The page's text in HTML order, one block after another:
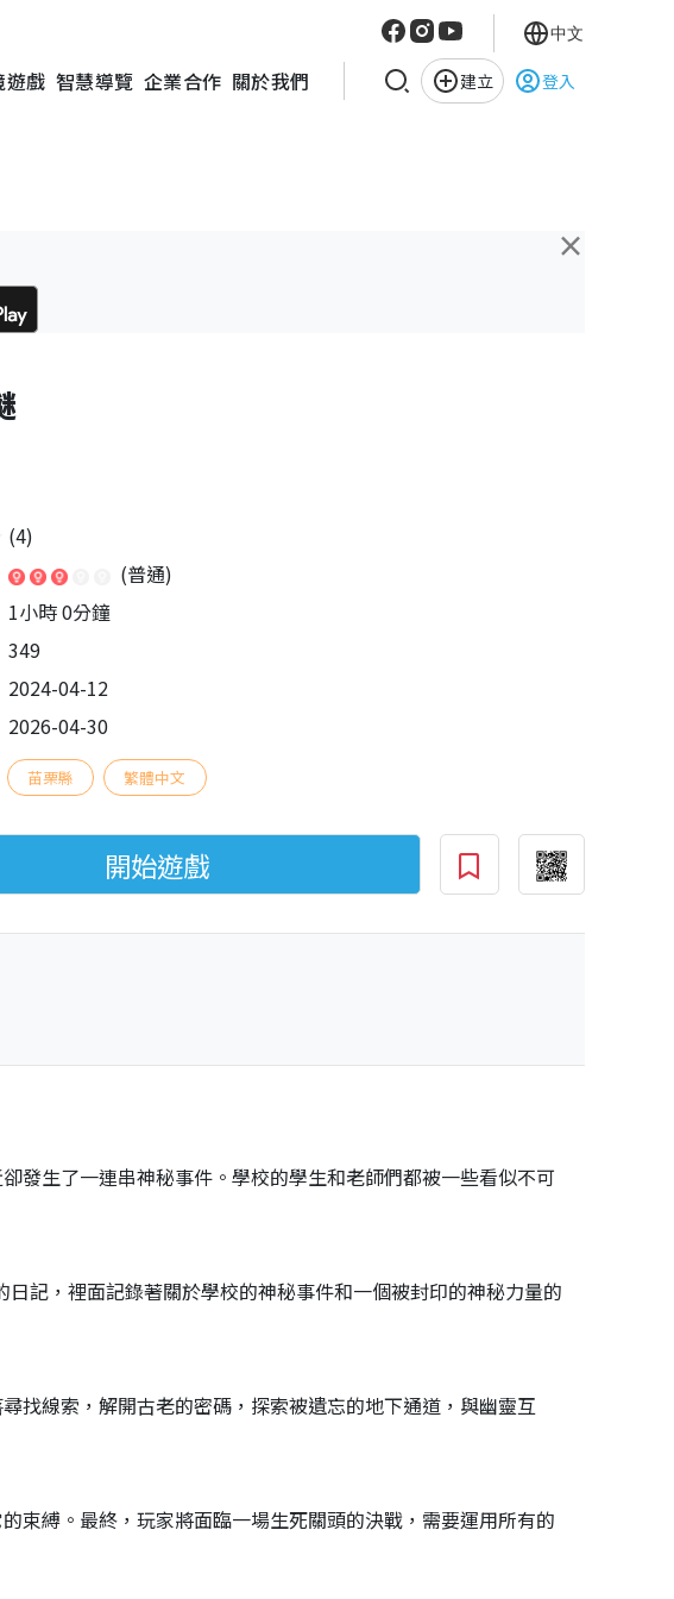
遊戲 智慧導覽 企業合作 關於我們 建立 登入
中文
×
(4)
(普通)
1小時 0分鐘
349
2024-04-12
2026-04-30
苗栗縣 繁體中文
開始遊戲
發生了一連串神秘事件。學校的學生和老師們都被一些看似不可
記，裡面記錄著關於學校的神秘事件和一個被封印的神秘力量的
找線索，解開古老的密碼，探索被遺忘的地下通道，與幽靈互
束縛。最終，玩家將面臨一場生死關頭的決戰，需要運用所有的